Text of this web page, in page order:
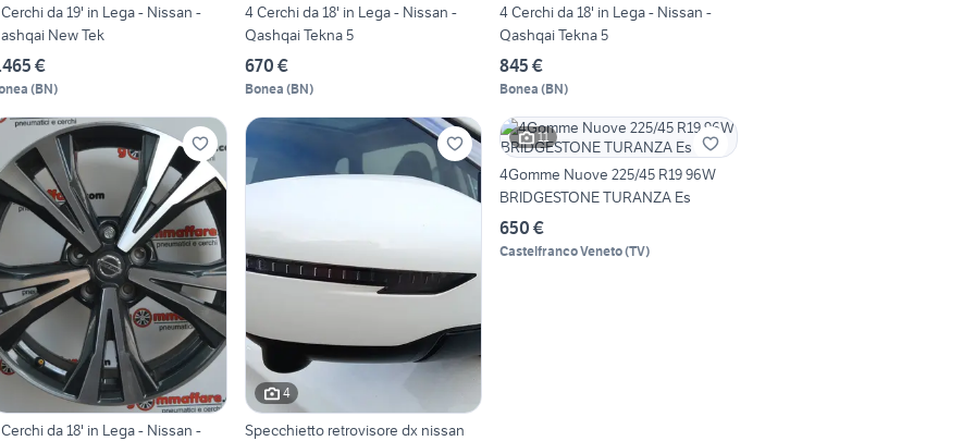
da 19' in Lega - Nissan -
New Tek
€
(BN)
4 Cerchi da 18' in Lega - Nissan -
Qashqai Tekna 5
670 €
Bonea (BN)
4 Cerchi da 18' in Lega - Nissan -
Qashqai Tekna 5
845 €
Bonea (BN)
da 18' in Lega - Nissan -
4
Specchietto retrovisore dx nissan
11
4Gomme Nuove 225/45 R19 96W
BRIDGESTONE TURANZA Es
650 €
Castelfranco Veneto(TV)